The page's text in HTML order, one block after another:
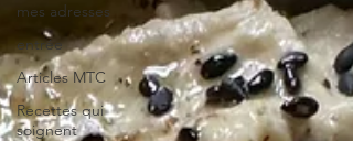
mes adresses
entrée
Articles MTC
Recettes qui
soignent